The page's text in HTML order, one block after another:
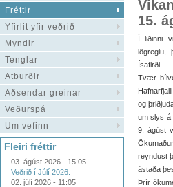
Fréttir
Yfirlit yfir veðrið
Myndir
Tenglar
Atburðir
Aðsendar greinar
Veðurspá
Um vefinn
Fleiri fréttir
03. ágúst 2026 - 15:05
Veðrið í Júlí 2026.
02. júlí 2026 - 11:05
15.
Í liðinni
lögreglu,
Ísafirði.
Tvær
og
um slys á
9. ágúst
reyndust
ástaða
Þrír